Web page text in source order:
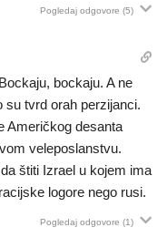
Pogledaj odgovore (5)
bockaju. A ne
su tvrd orah perzijanci.
Američkog desanta
veleposlanstvu.
štiti Izrael u kojem ima
logore nego rusi.
Pogledaj odgovore (1)